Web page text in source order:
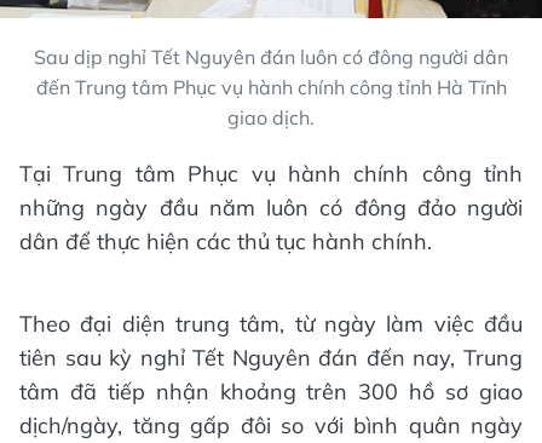
Sau dịp nghỉ Tết Nguyên đán luôn có đông người dân
đến Trung tâm Phục vụ hành chính công tỉnh Hà Tĩnh
giao dịch.
Tại Trung tâm Phục vụ hành chính công tỉnh
những ngày đầu năm luôn có đông đảo người
dân để thực hiện các thủ tục hành chính.
Theo đại diện trung tâm, từ ngày làm việc đầu
tiên sau kỳ nghỉ Tết Nguyên đán đến nay, Trung
tâm đã tiếp nhận khoảng trên 300 hồ sơ giao
dịch/ngày, tăng gấp đôi so với bình quân ngày